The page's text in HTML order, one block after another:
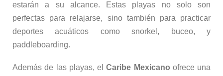
estarán a su alcance. Estas playas no solo son
perfectas para relajarse, sino también para practicar
deportes acuáticos como snorkel, buceo, y
paddleboarding.
Además de las playas, elCaribe Mexicano ofrece una